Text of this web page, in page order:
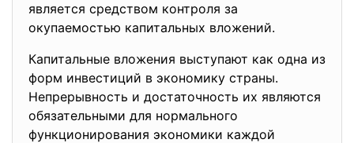
является средством контроля за
окупаемостью капитальных вложений.
Капитальные вложения выступают как одна из
форм инвестиций в экономику страны.
Непрерывность и достаточность их являются
обязательными для нормального
функционирования экономики каждой